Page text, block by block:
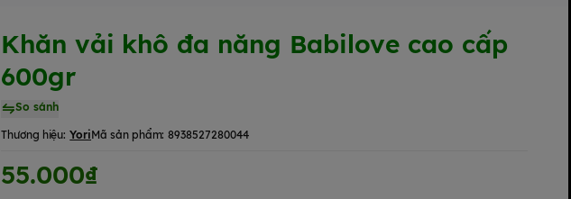
Khăn vải khô đa năng Babilove cao cấp
600gr
So sánh
Thương hiệu: YoriMã sản phẩm: 8938527280044
55.000₫